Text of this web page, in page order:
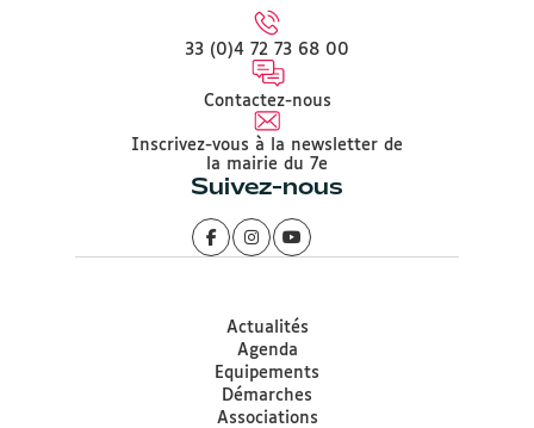
33 (0)4 72 73 68 00
Contactez-nous
Inscrivez-vous à la newsletter de
la mairie du 7e
Suivez-nous
Actualités
Agenda
Equipements
Démarches
Associations